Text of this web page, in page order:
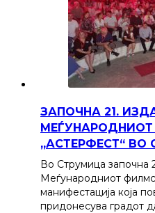
ЗАПОЧНА 21.
„АСТЕРФЕСТ“ ВО
Во Струмица започна
Меѓународниот
манифестација која
придонесува градот